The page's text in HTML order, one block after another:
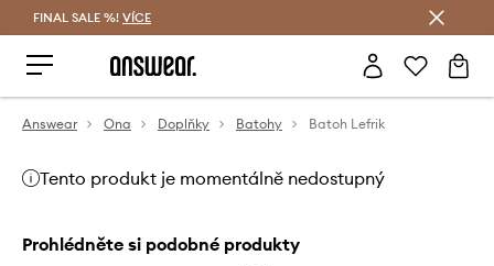
FINAL SALE %! VÍCE
Answear Ona Doplňky Batohy Batoh Lefrik
Tento produkt je momentálně nedostupný
Prohlédněte si podobné produkty